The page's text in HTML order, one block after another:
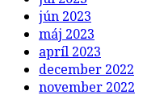
jún 2023
máj 2023
apríl 2023
december 2022
november 2022